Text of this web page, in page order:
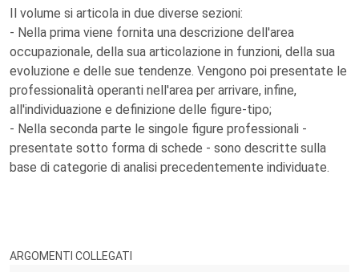
Il volume si articola in due diverse sezioni:
- Nella prima viene fornita una descrizione dell'area
occupazionale, della sua articolazione in funzioni, della sua
evoluzione e delle sue tendenze. Vengono poi presentate le
professionalità operanti nell'area per arrivare, infine,
all'individuazione e definizione delle figure-tipo;
- Nella seconda parte le singole figure professionali -
presentate sotto forma di schede - sono descritte sulla
base di categorie di analisi precedentemente individuate.
ARGOMENTI COLLEGATI